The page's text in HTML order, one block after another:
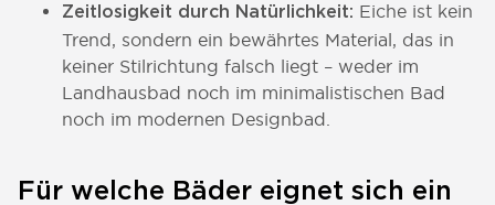
Zeitlosigkeit durch Natürlichkeit: Eiche ist kein
Trend, sondern ein bewährtes Material, das in
keiner Stilrichtung falsch liegt – weder im
Landhausbad noch im minimalistischen Bad
noch im modernen Designbad.
Für welche Bäder eignet sich ein